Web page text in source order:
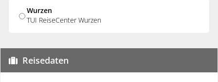
Wurzen
TUI ReiseCenter Wurzen
Reisedaten